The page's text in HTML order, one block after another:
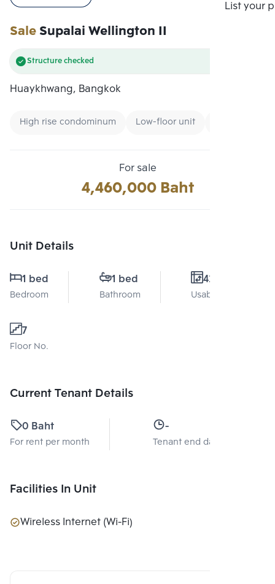
List your
SaleSupalai Wellington II
Structure checked
Huaykhwang, Bangkok
High rise condominum Low-floor unit
For sale
4,460,000 Baht
Unit Details
1 bed
Bedroom
1 bed
Bathroom
42 Sq.m.
Usable area
7
Floor No.
Current Tenant Details
0 Baht
For rent per month
-
Tenant end date
Facilities In Unit
Wireless Internet (Wi-Fi)